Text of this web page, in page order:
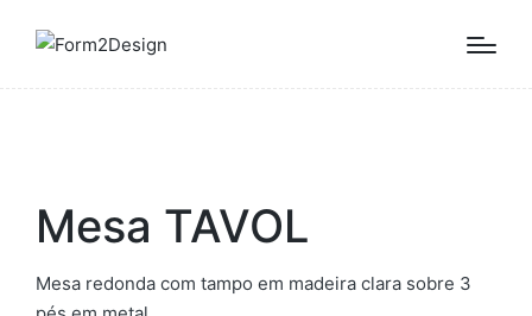
Mesa TAVOL
Mesa redonda com tampo em madeira clara sobre 3